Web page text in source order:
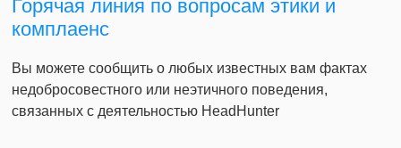
Горячая линия по вопросам этики и
комплаенс
Вы можете сообщить о любых известных вам фактах
недобросовестного или неэтичного поведения,
связанных с деятельностью HeadHunter